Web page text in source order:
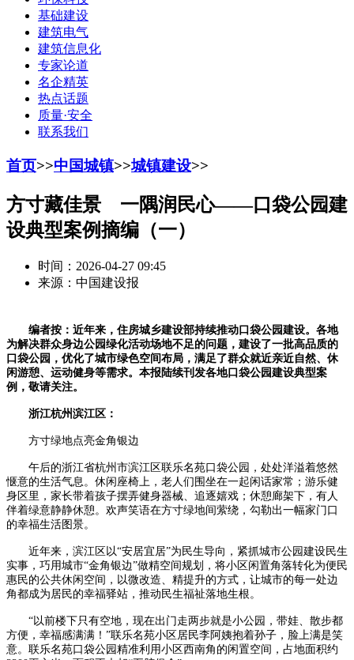
基础建设
建筑电气
建筑信息化
专家论道
名企精英
热点话题
质量·安全
联系我们
首页>>中国城镇>>城镇建设>>
方寸藏佳景 一隅润民心——口袋公园建
设典型案例摘编（一）
时间：2026-04-27 09:45
来源：中国建设报
编者按：近年来，住房城乡建设部持续推动口袋公园建设。各地
为解决群众身边公园绿化活动场地不足的问题，建设了一批高品质的
口袋公园，优化了城市绿色空间布局，满足了群众就近亲近自然、休
闲游憩、运动健身等需求。本报陆续刊发各地口袋公园建设典型案
例，敬请关注。
浙江杭州滨江区：
方寸绿地点亮金角银边
午后的浙江省杭州市滨江区联乐名苑口袋公园，处处洋溢着悠然
惬意的生活气息。休闲座椅上，老人们围坐在一起闲话家常；游乐健
身区里，家长带着孩子摆弄健身器械、追逐嬉戏；休憩廊架下，有人
伴着绿意静静休憩。欢声笑语在方寸绿地间萦绕，勾勒出一幅家门口
的幸福生活图景。
近年来，滨江区以“安居宜居”为民生导向，紧抓城市公园建设民生
实事，巧用城市“金角银边”做精空间规划，将小区闲置角落转化为便民
惠民的公共休闲空间，以微改造、精提升的方式，让城市的每一处边
角都成为居民的幸福驿站，推动民生福祉落地生根。
“以前楼下只有空地，现在出门走两步就是小公园，带娃、散步都
方便，幸福感满满！”联乐名苑小区居民李阿姨抱着孙子，脸上满是笑
意。联乐名苑口袋公园精准利用小区西南角的闲置空间，占地面积约